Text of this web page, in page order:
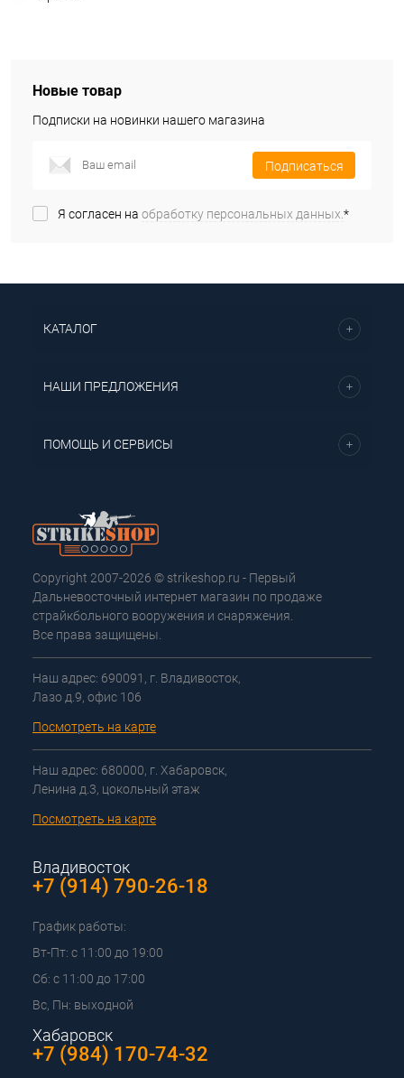
Новые товар
Подписки на новинки нашего магазина
Подписаться
Я согласен на обработку персональных данных.*
КАТАЛОГ
НАШИ ПРЕДЛОЖЕНИЯ
ПОМОЩЬ И СЕРВИСЫ
Copyright 2007-2026 © strikeshop.ru - Первый
Дальневосточный интернет магазин по продаже
страйкбольного вооружения и снаряжения.
Все права защищены.
Наш адрес: 690091, г. Владивосток,
Лазо д.9, офис 106
Посмотреть на карте
Наш адрес: 680000, г. Хабаровск,
Ленина д.3, цокольный этаж
Посмотреть на карте
Владивосток
+7 (914) 790-26-18
График работы:
Вт-Пт: с 11:00 до 19:00
Сб: с 11:00 до 17:00
Вс, Пн: выходной
Хабаровск
+7 (984) 170-74-32